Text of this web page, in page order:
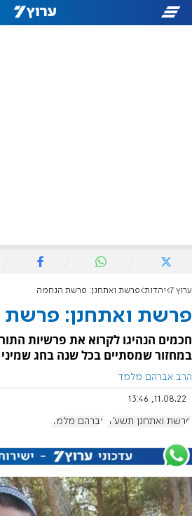
ערוץ 7 יהדות פרשת ואתחנן: פרשת הנחמה
פרשת ואתחנן: פרשת
חכמים הנהיגו לקרוא את פרשיות
במחזור שמסתיים בכל שנה בחג
הרב אברהם מלמד
11.08.22, 13:46
פרשת ואתחנן תשע"ה אברהם מלמד